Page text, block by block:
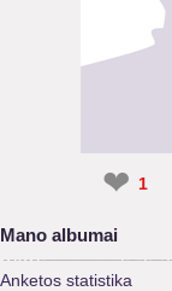
❤ 1
Mano albumai
Anketos statistika